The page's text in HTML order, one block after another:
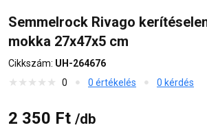
Semmelrock Rivago
mokka 27x47x5 cm
Cikkszám: UH-264676
0
0 értékelés 0 kérdés
2 350 Ft /db